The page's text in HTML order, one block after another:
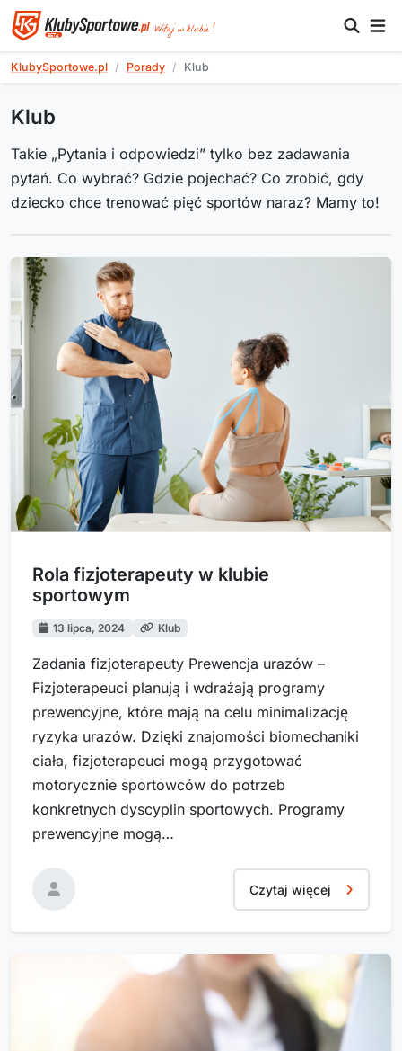
KlubySportowe.pl Porady Klub
Klub
Takie „Pytania i odpowiedzi” tylko bez zadawania
pytań. Co wybrać? Gdzie pojechać? Co zrobić, gdy
dziecko chce trenować pięć sportów naraz? Mamy to!
Rola fizjoterapeuty w klubie
sportowym
13 lipca, 2024 Klub
Zadania fizjoterapeuty Prewencja urazów –
Fizjoterapeuci planują i wdrażają programy
prewencyjne, które mają na celu minimalizację
ryzyka urazów. Dzięki znajomości biomechaniki
ciała, fizjoterapeuci mogą przygotować
motorycznie sportowców do potrzeb
konkretnych dyscyplin sportowych. Programy
prewencyjne mogą…
Czytaj więcej